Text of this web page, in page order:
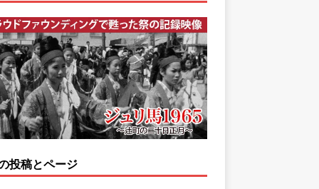
投稿とページ